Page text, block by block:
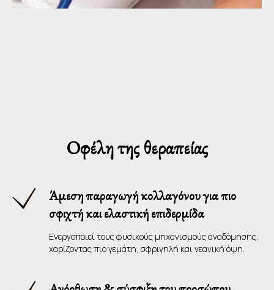
Οφέλη της θεραπείας
Άμεση παραγωγή κολλαγόνου για πιο
σφιχτή και ελαστική επιδερμίδα
Ενεργοποιεί τους φυσικούς μηχανισμούς αναδόμησης,
χαρίζοντας πιο γεμάτη, σφριγηλή και νεανική όψη.